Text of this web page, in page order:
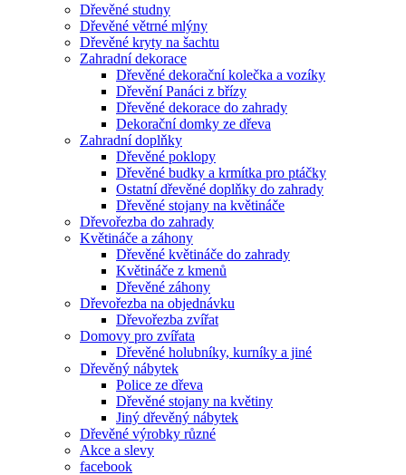
Dřevěné studny
Dřevěné větrné mlýny
Dřevěné kryty na šachtu
Zahradní dekorace
Dřevěné dekorační kolečka a vozíky
Dřevění Panáci z břízy
Dřevěné dekorace do zahrady
Dekorační domky ze dřeva
Zahradní doplňky
Dřevěné poklopy
Dřevěné budky a krmítka pro ptáčky
Ostatní dřevěné doplňky do zahrady
Dřevěné stojany na květináče
Dřevořezba do zahrady
Květináče a záhony
Dřevěné květináče do zahrady
Květináče z kmenů
Dřevěné záhony
Dřevořezba na objednávku
Dřevořezba zvířat
Domovy pro zvířata
Dřevěné holubníky, kurníky a jiné
Dřevěný nábytek
Police ze dřeva
Dřevěné stojany na květiny
Jiný dřevěný nábytek
Dřevěné výrobky různé
Akce a slevy
facebook